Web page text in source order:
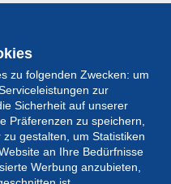
zu folgenden Zwecken: um
zur
Sicherheit auf unserer
Präferenzen zu speichern,
gestalten, um Statistiken
an Ihre Bedürfnisse
Werbung anzubieten,